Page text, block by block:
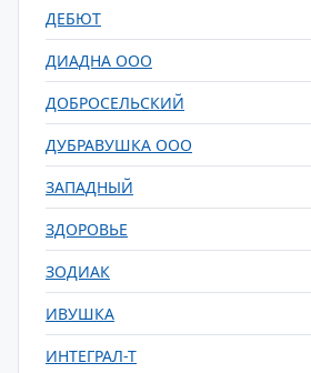
ДЕБЮТ
ДИАДНА ООО
ДОБРОСЕЛЬСКИЙ
ДУБРАВУШКА ООО
ЗАПАДНЫЙ
ЗДОРОВЬЕ
ЗОДИАК
ИВУШКА
ИНТЕГРАЛ-Т